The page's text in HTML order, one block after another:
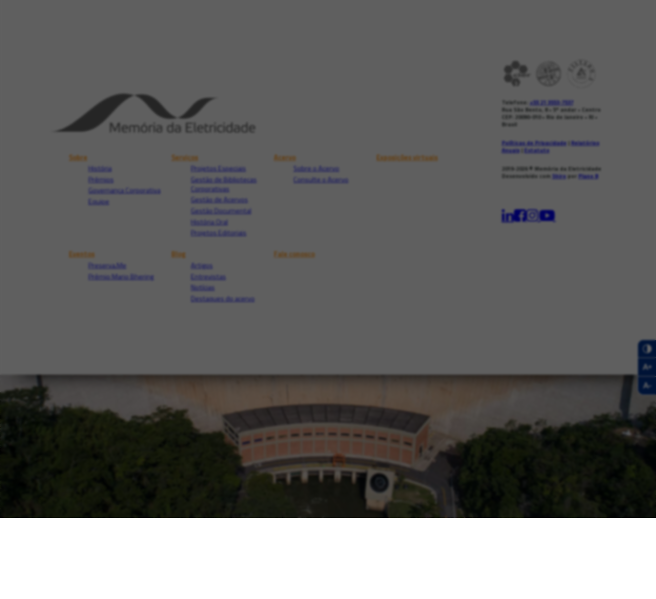
Sobre
História
Prêmios
Governança Corporativa
Equipe
Serviços
Projetos Especiais
Gestão de Bibliotecas
Corporativas
Gestão de Acervos
Gestão Documental
História Oral
Projetos Editoriais
Acervo
Sobre o Acervo
Consulte o Acervo
Exposições virtuais
Eventos
Preserva.Me
Prêmio Mario Bhering
Blog
Artigos
Entrevistas
Notícias
Destaques do acervo
Fale conosco
Telefone: +55 21 3553-7537
Rua São Bento, 8 • 5º andar • Centro
CEP: 20090-010 • Rio de Janeiro • RJ •
Brasil
Políticas de Privacidade Relatórios
Anuais
Estatuto
2019-2026© Memória da Eletricidade
Desenvolvido com Shiro por Plano B